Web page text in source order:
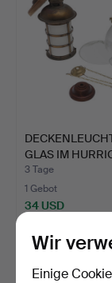
GLAS IM
STIL.
3 Tage
1 Gebot
34 USD
Wir
Einige